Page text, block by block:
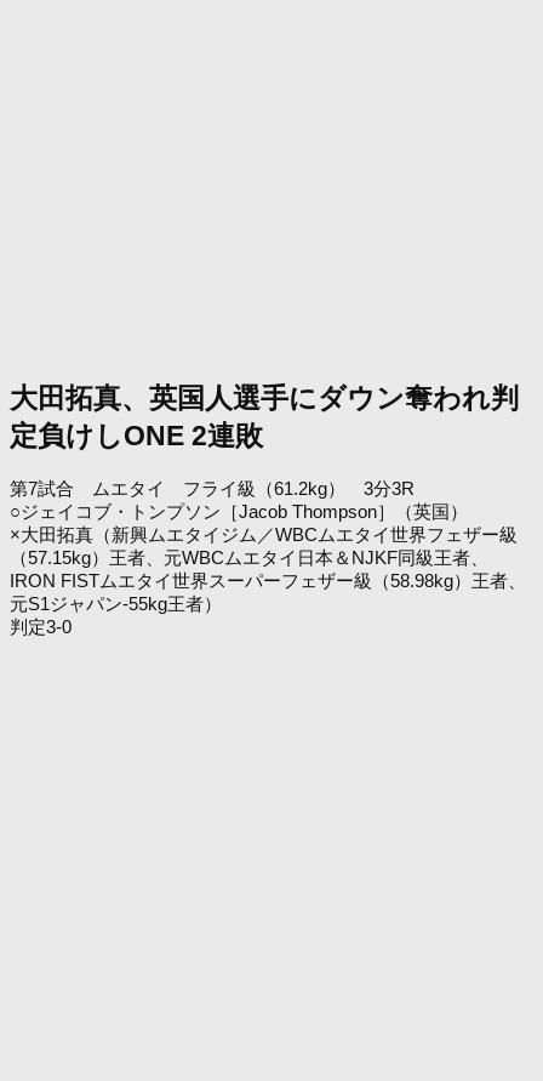
大田拓真、英国人選手にダウン奪われ判
定負けしONE 2連敗
第7試合 ムエタイ フライ級（61.2kg） 3分3R
○ジェイコブ・トンプソン［Jacob Thompson］（英国）
×大田拓真（新興ムエタイジム／WBCムエタイ世界フェザー級
（57.15kg）王者、元WBCムエタイ日本＆NJKF同級王者、
IRON FISTムエタイ世界スーパーフェザー級（58.98kg）王者、
元S1ジャパン-55kg王者）
判定3-0